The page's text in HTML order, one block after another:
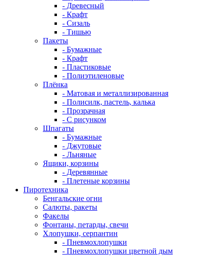
- Древесный
- Крафт
- Сизаль
- Тишью
Пакеты
- Бумажные
- Крафт
- Пластиковые
- Полиэтиленовые
Плёнка
- Матовая и металлизированная
- Полисилк, пастель, калька
- Прозрачная
- С рисунком
Шпагаты
- Бумажные
- Джутовые
- Льняные
Ящики, корзины
- Деревянные
- Плетеные корзины
Пиротехника
Бенгальские огни
Салюты, ракеты
Факелы
Фонтаны, петарды, свечи
Хлопушки, серпантин
- Пневмохлопушки
- Пневмохлопушки цветной дым